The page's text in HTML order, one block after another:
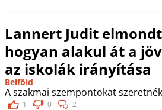
Lannert Judit
hogyan alakul át a
az iskolák irányítása
Belföld
A szakmai szempontokat
1 0 2